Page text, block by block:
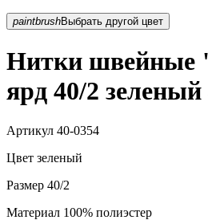
paintbrush Выбрать другой цвет
Нитки швейные
ярд 40/2 зеленый
Артикул 40-0354
Цвет зеленый
Размер 40/2
Материал 100% полиэстер